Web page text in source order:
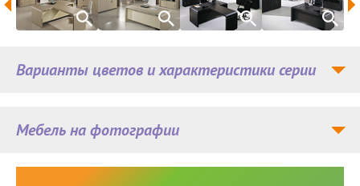
Мебель на фотографии
Варианты цветов и характеристики серии